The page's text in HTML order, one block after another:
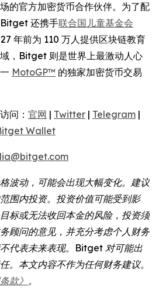
的官方加密货币合作伙伴。为了配
还携手联合国儿童基金会
年前为 110 万人提供区块链教育
，Bitget 则是世界上最激动人心
MotoGP™ 的独家加密货币交易
问： 官网 | Twitter | Telegram |
Wallet
波动，可能会出现大幅变化。建议
围内投资。投资价值可能受到影
标或无法收回本金的风险，投资须
顾问的意见，并充分考虑个人财务
代表未来表现。Bitget 对可能出
。本文内容不作为任何财务建议。
款》 。